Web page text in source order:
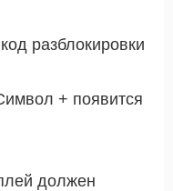
разблокировки
+ появится
должен